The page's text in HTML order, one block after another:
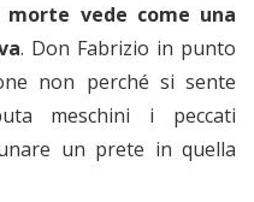
vede come una
. Don Fabrizio in punto
non perché si sente
meschini i peccati
un prete in quella